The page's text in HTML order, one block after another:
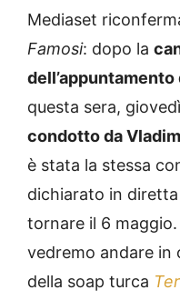
Mediaset
Famosi: dopo la
questa sera,
condotto da
è stata la stessa
dichiarato in
tornare il 6
vedremo andare in
della soap turca